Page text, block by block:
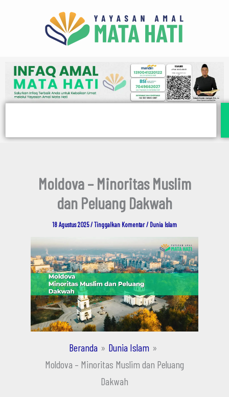
Moldova – Minoritas Muslim
dan Peluang Dakwah
18 Agustus 2025/Tinggalkan Komentar/ Dunia Islam
Beranda
Dunia Islam
Moldova – Minoritas Muslim dan Peluang
Dakwah